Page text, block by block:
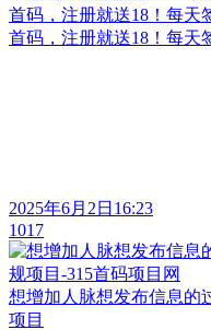
首码，注册就送18！每天
首码，注册就送18！每天
2025年6月2日16:23
1017
想增加人脉想发布信息的
项目